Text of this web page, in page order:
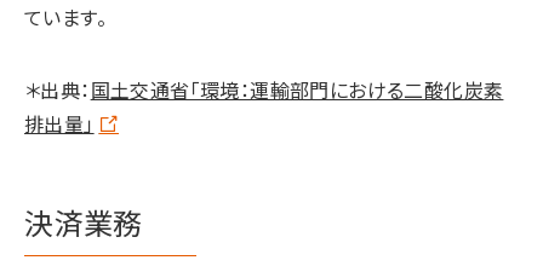
ています。
＊出典：国土交通省「環境：運輸部門における二酸化炭素
排出量」
決済業務